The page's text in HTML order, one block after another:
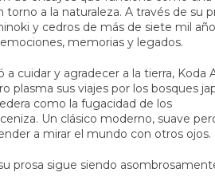
a la naturaleza. A través de su
y cedros de más de siete mil
memorias y legados.
cuidar y agradecer a la tierra, Koda
plasma sus viajes por los bosques
como la fugacidad de los
Un clásico moderno, suave
a mirar el mundo con otros ojos.
prosa sigue siendo